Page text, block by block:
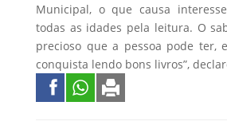
Municipal, o que causa
todas as idades pela leitura. O
precioso que a pessoa pode ter,
conquista lendo bons livros”,